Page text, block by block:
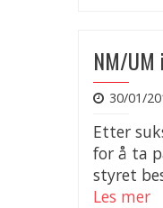
NM/UM
30/01/
Etter
for å ta
styret
Les mer